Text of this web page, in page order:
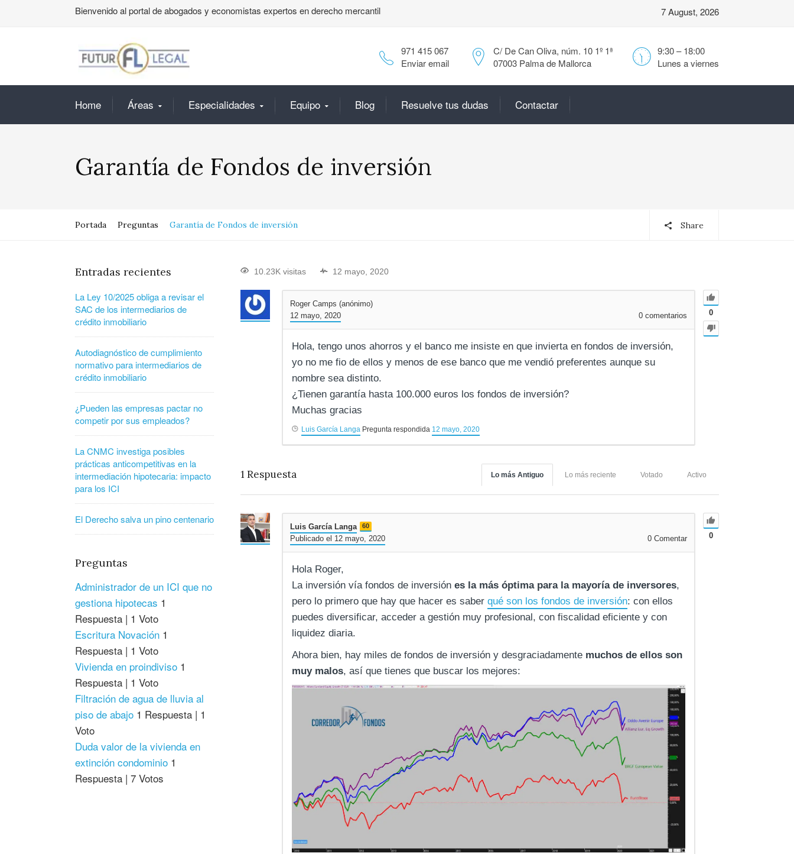
Bienvenido al portal de abogados y economistas expertos en derecho mercantil 7 August, 2026
9:30 – 18:00
Lunes a viernes
C/ De Can Oliva, núm. 10 1º 1ª
07003 Palma de Mallorca
971 415 067
Enviar email
Home Áreas Especialidades Equipo Blog Resuelve tus dudas Contactar
Garantía de Fondos de inversión
Portada Preguntas Garantía de Fondos de inversión Share
10.23K visitas 12 mayo, 2020
0
Roger Camps (anónimo)
12 mayo, 2020
0 comentarios
Hola, tengo unos ahorros y el banco me insiste en que invierta en fondos de inversión,
yo no me fio de ellos y menos de ese banco que me vendió preferentes aunque su
nombre sea distinto.
¿Tienen garantía hasta 100.000 euros los fondos de inversión?
Muchas gracias
Luis García Langa Pregunta respondida 12 mayo, 2020
1 Respuesta Activo
Votado
Lo más reciente
Lo más Antiguo
0
Luis García Langa 60
Publicado el 12 mayo, 2020 0 Comentar
Hola Roger,
La inversión vía fondos de inversión es la más óptima para la mayoría de inversores,
pero lo primero que hay que hacer es saber qué son los fondos de inversión: con ellos
puedes diversificar, acceder a gestión muy profesional, con fiscalidad eficiente y con
liquidez diaria.
Ahora bien, hay miles de fondos de inversión y desgraciadamente muchos de ellos son
muy malos, así que tienes que buscar los mejores:
Entradas recientes
La Ley 10/2025 obliga a revisar el
SAC de los intermediarios de
crédito inmobiliario
Autodiagnóstico de cumplimiento
normativo para intermediarios de
crédito inmobiliario
¿Pueden las empresas pactar no
competir por sus empleados?
La CNMC investiga posibles
prácticas anticompetitivas en la
intermediación hipotecaria: impacto
para los ICI
El Derecho salva un pino centenario
Preguntas
Administrador de un ICI que no
gestiona hipotecas 1
Respuesta | 1 Voto
Escritura Novación 1
Respuesta | 1 Voto
Vivienda en proindiviso 1
Respuesta | 1 Voto
Filtración de agua de lluvia al
piso de abajo 1 Respuesta | 1
Voto
Duda valor de la vivienda en
extinción condominio 1
Respuesta | 7 Votos